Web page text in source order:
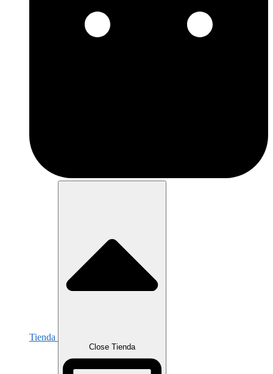
Tienda
Close Tienda